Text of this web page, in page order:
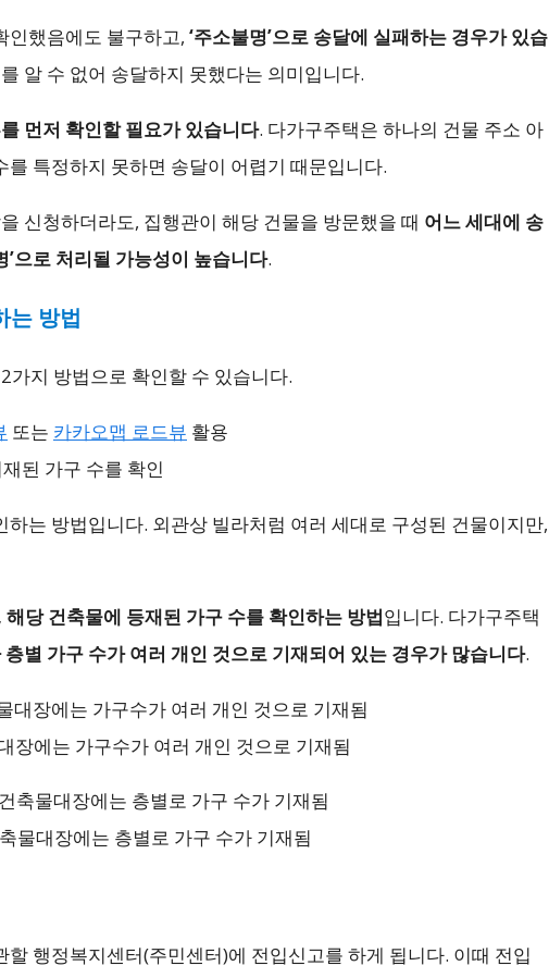
인했음에도 불구하고, ‘주소불명’으로 송달에 실패하는 경우가 있습
알 수 없어 송달하지 못했다는 의미입니다.
먼저 확인할 필요가 있습니다. 다가구주택은 하나의 건물 주소 아
특정하지 못하면 송달이 어렵기 때문입니다.
신청하더라도, 집행관이 해당 건물을 방문했을 때 어느 세대에 송
으로 처리될 가능성이 높습니다.
는 방법
지 방법으로 확인할 수 있습니다.
또는 카카오맵 로드뷰 활용
된 가구 수를 확인
하는 방법입니다. 외관상 빌라처럼 여러 세대로 구성된 건물이지만,
해당 건축물에 등재된 가구 수를 확인하는 방법입니다. 다가구주택
별 가구 수가 여러 개인 것으로 기재되어 있는 경우가 많습니다.
장에는 가구수가 여러 개인 것으로 기재됨
물대장에는 층별로 가구 수가 기재됨
행정복지센터(주민센터)에 전입신고를 하게 됩니다. 이때 전입